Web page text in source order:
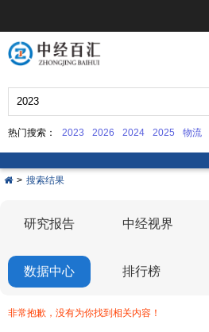
热门搜索： 2023 2026 2024 2025 物流
> 搜索结果
研究报告 中经视界
数据中心 排行榜
非常抱歉，没有为你找到相关内容！